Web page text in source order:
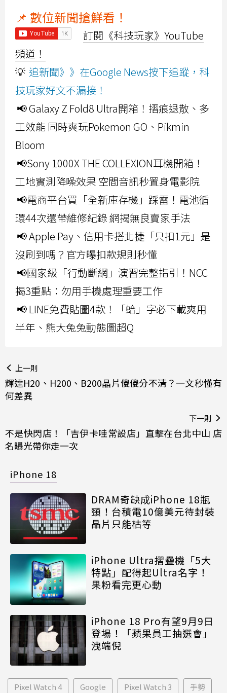
📌 數位新聞搶鮮看！
訂閱《科技玩家》YouTube
頻道！
💡 追新聞》》在Google News按下追蹤，科
技玩家好文不漏接！
📢 Galaxy Z Fold8 Ultra開箱！摺痕退散、多
工效能 同時爽玩Pokemon GO、Pikmin
Bloom
📢Sony 1000X THE COLLEXION耳機開箱！
工地實測降噪效果 空間音訊秒置身電影院
📢電商平台買「全新庫存機」踩雷！電池循
環44次還帶維修紀錄 網揭無良賣家手法
📢 Apple Pay、信用卡搭北捷「只扣1元」是
沒刷到嗎？官方曝扣款規則秒懂
📢國家級「行動斷網」演習完整指引！NCC
揭3重點：勿用手機處理重要工作
📢 LINE免費貼圖4款！「蛤」字必下載爽用
半年、熊大兔兔動態圖超Q
上一則
輝達H20、H200、B200晶片傻傻分不清？一文秒懂有
何差異
下一則
不是快閃店！「吉伊卡哇常設店」直擊在台北中山 店
名曝光帶你走一次
iPhone 18
DRAM奇缺成iPhone 18瓶
頸！台積電10億美元待封裝
晶片只能枯等
iPhone Ultra摺疊機「5大
特點」配得起Ultra名字！
果粉看完更心動
iPhone 18 Pro有望9月9日
登場！「蘋果員工抽選會」
洩端倪
Pixel Watch 4 Google Pixel Watch 3 手勢